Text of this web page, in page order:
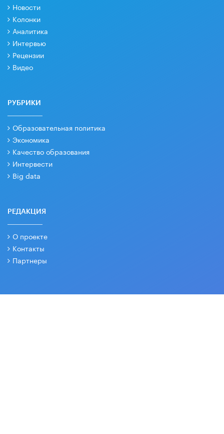
Новости
Колонки
Аналитика
Интервью
Рецензии
Видео
РУБРИКИ
Образовательная политика
Экономика
Качество образования
Интервести
Big data
РЕДАКЦИЯ
О проекте
Контакты
Партнеры